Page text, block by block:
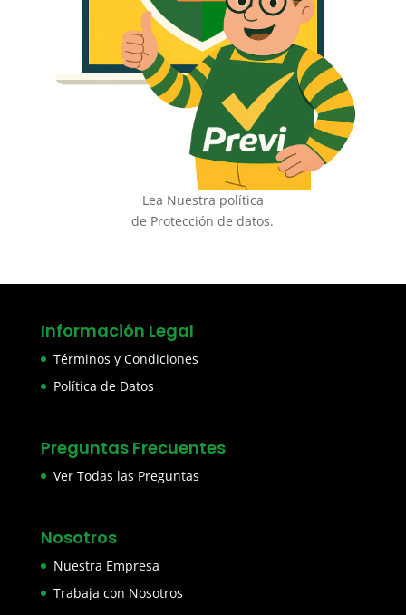
Lea Nuestra política
de Protección de datos.
Información Legal
Términos y Condiciones
Política de Datos
Preguntas Frecuentes
Ver Todas las Preguntas
Nosotros
Nuestra Empresa
Trabaja con Nosotros